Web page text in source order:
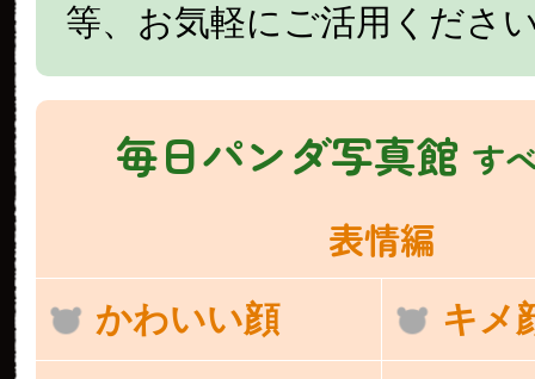
等、お気軽にご活用くださ
毎日パンダ写真館 す
表情編
かわいい顔 キメ